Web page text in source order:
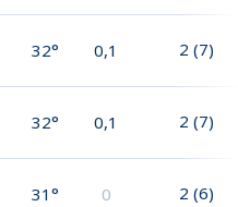
32° 0,1 2 (7)
32° 0,1 2 (7)
31° 0 2 (6)